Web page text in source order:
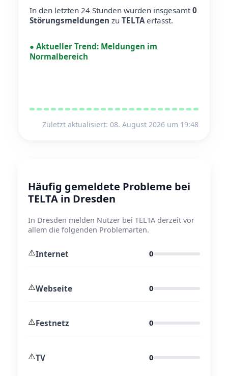
In den letzten 24 Stunden wurden insgesamt0
Störungsmeldungen zu TELTAerfasst.
● Aktueller Trend: Meldungen im
Normalbereich
Zuletzt aktualisiert: 08. August 2026 um 19:48
Häufig gemeldete Probleme bei
TELTA in Dresden
In Dresden melden Nutzer bei TELTA derzeit vor
allem die folgenden Problemarten.
⚠️Internet 0
⚠️Webseite 0
⚠️Festnetz 0
⚠️TV 0